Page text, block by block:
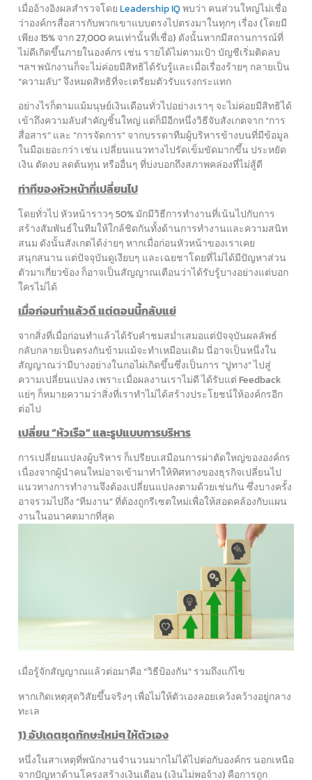
เมื่ออ้างอิงผลสำรวจโดยLeadership IQพบว่า คนส่วนใหญ่ไม่เชื่อ
ว่าองค์กรสื่อสารกับพวกเขาแบบตรงไปตรงมาในทุกๆ เรื่อง (โดยมี
เพียง 15% จาก 27,000 คนเท่านั้นที่เชื่อ) ดังนั้นหากมีสถานการณ์ที่
ไม่ดีเกิดขึ้นภายในองค์กร เช่น รายได้ไม่ตามเป้า บัญชีเริ่มติดลบ
ฯลฯ พนักงานก็จะไม่ค่อยมีสิทธิได้รับรู้และเมื่อเรื่องร้ายๆ กลายเป็น
“ความลับ” จึงหมดสิทธิที่จะเตรียมตัวรับแรงกระแทก
อย่างไรก็ตามแม้มนุษย์เงินเดือนทั่วไปอย่างเราๆ จะไม่ค่อยมีสิทธิได้
เข้าถึงความลับสำคัญชิ้นใหญ่ แต่ก็มีอีกหนึ่งวิธีจับสังเกตจาก “การ
สื่อสาร” และ “การจัดการ” จากบรรดาทีมผู้บริหารข้างบนที่มีข้อมูล
ในมือเยอะกว่า เช่น เปลี่ยนแนวทางไปรัดเข็มขัดมากขึ้น ประหยัด
เงิน ตัดงบ ลดต้นทุน หรืออื่นๆ ที่บ่งบอกถึงสภาพคล่องที่ไม่สู้ดี
ท่าทีของหัวหน้าที่เปลี่ยนไป
โดยทั่วไป หัวหน้าราวๆ 50% มักมีวิธีการทำงานที่เน้นไปกับการ
สร้างสัมพันธ์ในทีมให้ใกล้ชิดกันทั้งด้านการทำงานและความสนิท
สนม ดังนั้นสังเกตได้ง่ายๆ หากเมื่อก่อนหัวหน้าของเราเคย
สนุกสนาน แต่ปัจจุบันดูเงียบๆ และเฉยชาโดยที่ไม่ได้มีปัญหาส่วน
ตัวมาเกี่ยวข้อง ก็อาจเป็นสัญญาณเตือนว่าได้รับรู้บางอย่างแต่บอก
ใครไม่ได้
เมื่อก่อนทำแล้วดี แต่ตอนนี้กลับแย่
จากสิ่งที่เมื่อก่อนทำแล้วได้รับคำชมสม่ำเสมอแต่ปัจจุบันผลลัพธ์
กลับกลายเป็นตรงกันข้ามแม้จะทำเหมือนเดิม นี่อาจเป็นหนึ่งใน
สัญญาณว่ามีบางอย่างในกอไผ่เกิดขึ้นซึ่งเป็นการ “ปูทาง” ไปสู่
ความเปลี่ยนแปลง เพราะเมื่อผลงานเราไม่ดี ได้รับแต่ Feedback
แย่ๆ ก็หมายความว่าสิ่งที่เราทำไม่ได้สร้างประโยชน์ให้องค์กรอีก
ต่อไป
เปลี่ยน “หัวเรือ” และรูปแบบการบริหาร
การเปลี่ยนแปลงผู้บริหาร ก็เปรียบเสมือนการผ่าตัดใหญ่ขององค์กร
เนื่องจากผู้นำคนใหม่อาจเข้ามาทำให้ทิศทางของธุรกิจเปลี่ยนไป
แนวทางการทำงานจึงต้องเปลี่ยนแปลงตามด้วยเช่นกัน ซึ่งบางครั้ง
อาจรวมไปถึง “ทีมงาน” ที่ต้องถูกรีเซตใหม่เพื่อให้สอดคล้องกับแผน
งานในอนาคตมากที่สุด
เมื่อรู้จักสัญญาณแล้วต่อมาคือ “วิธีป้องกัน” รวมถึงแก้ไข
หากเกิดเหตุสุดวิสัยขึ้นจริงๆ เพื่อไม่ให้ตัวเองลอยเคว้งคว้างอยู่กลาง
ทะเล
1) อัปเดตชุดทักษะใหม่ๆ ให้ตัวเอง
หนึ่งในสาเหตุที่พนักงานจำนวนมากไม่ได้ไปต่อกับองค์กร นอกเหนือ
จากปัญหาด้านโครงสร้างเงินเดือน (เงินไม่พอจ้าง) คือการถูก